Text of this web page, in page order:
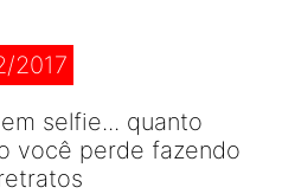
2017
selfie... quanto
você perde fazendo